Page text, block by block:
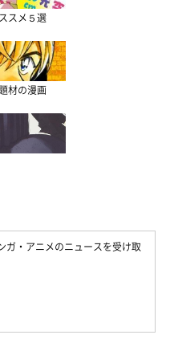
スメ５選
材の漫画
ガ・アニメのニュースを受け取